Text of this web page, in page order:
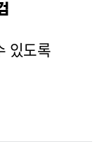
있도록